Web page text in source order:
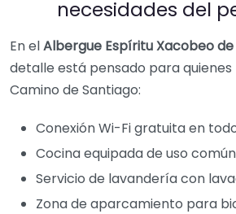
necesidades del
En elAlbergue Espíritu Xacobeo de
detalle está pensado para
Camino de Santiago:
Conexión Wi-Fi gratuita en
Cocina equipada de uso
Servicio de lavandería con
Zona de aparcamiento para